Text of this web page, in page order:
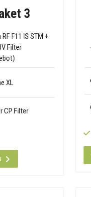
3
F11 IS STM +
Filter
XL
CP Filter